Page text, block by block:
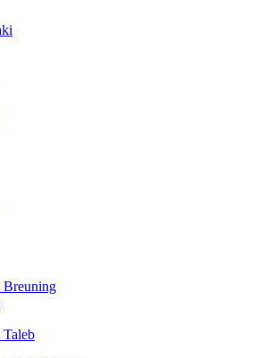
Breuning